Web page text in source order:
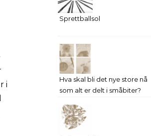
i
Sprettballsol
Hva skal bli det nye store nå
som alt er delt i småbiter?